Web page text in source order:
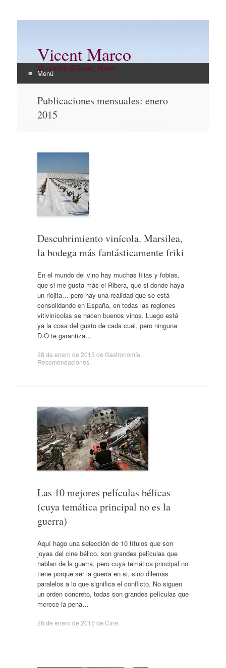
Vicent Marco
Mi opinión @Vicent_Marco
Menú
contenido
Publicaciones mensuales: enero
2015
Descubrimiento vinícola. Marsilea,
la bodega más fantásticamente friki
En el mundo del vino hay muchas filias y fobias,
que si me gusta más el Ribera, que si donde haya
un riojita… pero hay una realidad que se está
consolidando en España, en todas las regiones
vitivinícolas se hacen buenos vinos. Luego está
ya la cosa del gusto de cada cual, pero ninguna
D.O te garantiza…
28 de enero de 2015 de Gastronomía
Recomendaciones.
Las 10 mejores películas bélicas
(cuya temática principal no es la
guerra)
Aquí hago una selección de 10 títulos que son
joyas del cine bélico, son grandes películas que
hablan de la guerra, pero cuya temática principal no
tiene porque ser la guerra en si, sino dilemas
paralelos a lo que significa el conflicto. No siguen
un orden concreto, todas son grandes películas que
merece la pena…
26 de enero de 2015 de Cine